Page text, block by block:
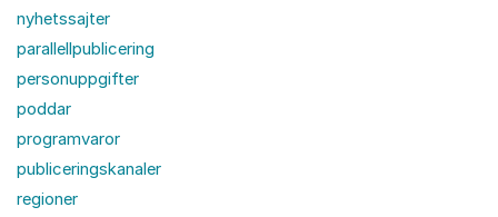
nyhetssajter
parallellpublicering
personuppgifter
poddar
programvaror
publiceringskanaler
regioner